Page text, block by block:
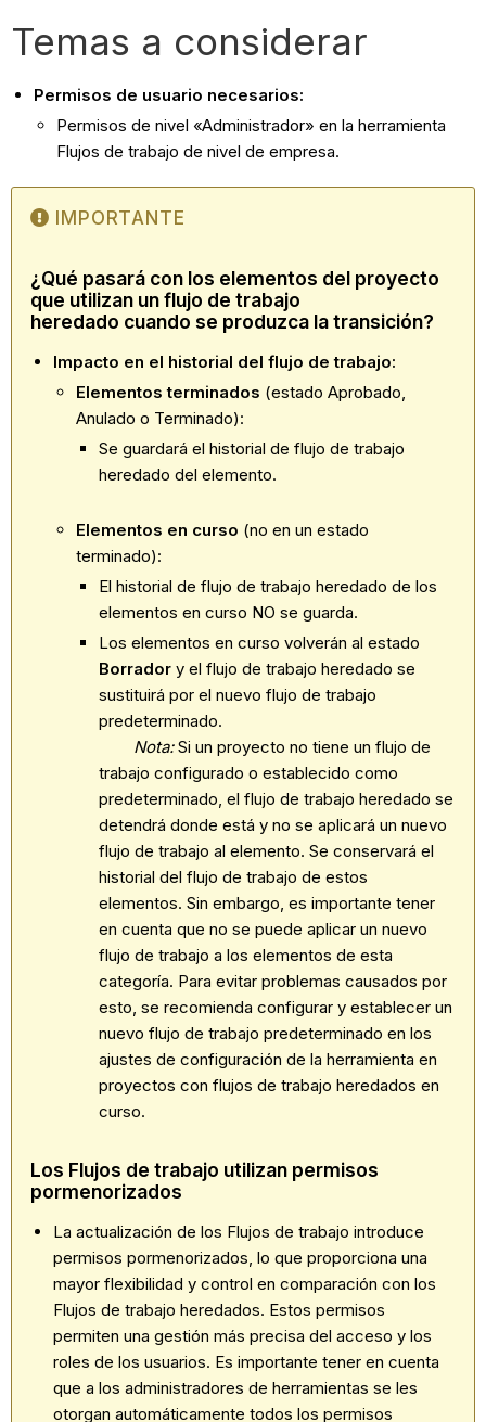
Temas a considerar
Permisos de usuario necesarios:
Permisos de nivel «Administrador» en la herramienta
Flujos de trabajo de nivel de empresa.
IMPORTANTE
¿Qué pasará con los elementos del proyecto
que utilizan unflujo de trabajo
heredado cuando se produzca la transición?
Impacto en el historial del flujo de trabajo:
Elementos terminados (estado Aprobado,
Anulado o Terminado):
Se guardará el historial de flujo de trabajo
heredado del elemento.
Elementos en curso (no en un estado
terminado):
El historial de flujo de trabajo heredado de los
elementos en curso NO se guarda.
Los elementos en curso volverán al estado
Borrador y el flujo de trabajo heredado se
sustituirá por el nuevo flujo de trabajo
predeterminado.
Nota:Si un proyecto no tiene un flujo de
trabajo configurado o establecido como
predeterminado, el flujo de trabajo heredado se
detendrá donde está y no se aplicará un nuevo
flujo de trabajo al elemento. Se conservará el
historial del flujo de trabajo de estos
elementos. Sin embargo, es importante tener
en cuenta que no se puede aplicar un nuevo
flujo de trabajo a los elementos de esta
categoría. Para evitar problemas causados por
esto, se recomienda configurar y establecer un
nuevo flujo de trabajo predeterminado en los
ajustes de configuración de la herramienta en
proyectos con flujos de trabajo heredados en
curso.
Los Flujos de trabajo utilizan permisos
pormenorizados
La actualización de los Flujos de trabajo introduce
permisos pormenorizados, lo que proporciona una
mayor flexibilidad y control en comparación con los
Flujos de trabajo heredados. Estos permisos
permiten una gestión más precisa del acceso y los
roles de los usuarios. Es importante tener en cuenta
que a los administradores de herramientas se les
otorgan automáticamente todos los permisos